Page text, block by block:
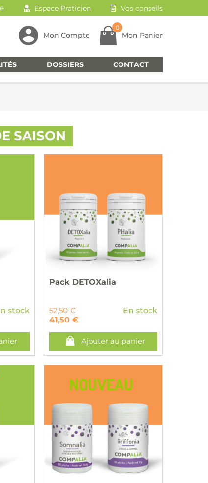
Espace Praticien Vos conseils
Mon Compte Mon Panier
0
DOSSIERS CONTACT
SAISON
stock
Pack DETOXalia
52,50 €
41,50 €
En stock
Ajouter au panier